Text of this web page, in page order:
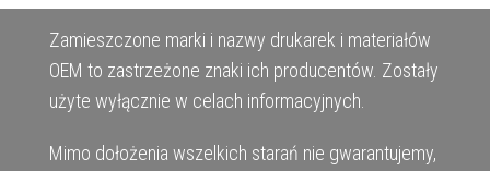
Zamieszczone marki i nazwy drukarek i materiałów
OEM to zastrzeżone znaki ich producentów. Zostały
użyte wyłącznie w celach informacyjnych.
Mimo dołożenia wszelkich starań nie gwarantujemy,